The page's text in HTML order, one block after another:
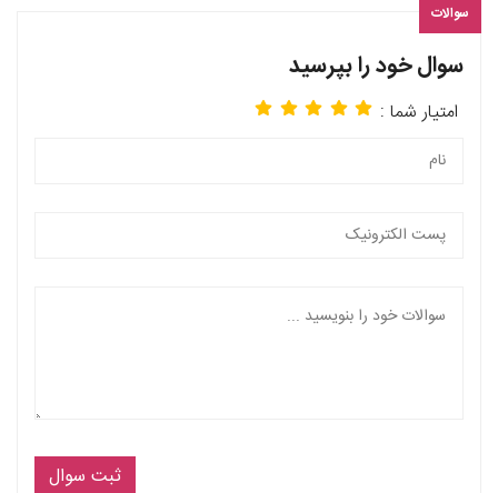
سوالات
سوال خود را بپرسید
امتیار شما :
ثبت سوال